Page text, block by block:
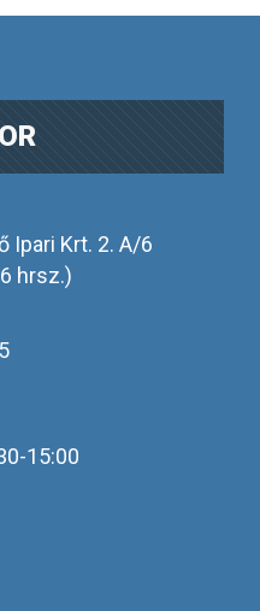
Ipari Krt. 2. A/6
hrsz.)
15:00